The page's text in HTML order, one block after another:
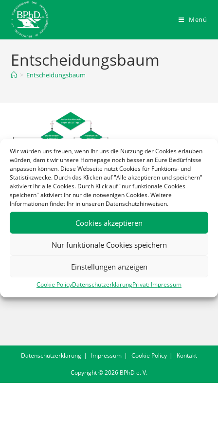
Wir würden uns freuen, wenn Ihr uns die Nutzung der Cookies erlauben
würden, damit wir unsere Homepage noch besser an Eure Bedürfnisse
anpassen können. Diese Webseite nutzt Cookies für Funktions- und
Statistikzwecke. Durch das Klicken auf "Alle akzeptieren und speichern"
aktiviert Ihr alle Cookies. Durch Klick auf "nur funktionale Cookies
speichern" aktiviert Ihr nur die notwenigen Cookies. Weitere
Informationen findet Ihr in unseren Datenschutzhinweisen.
Cookies akzeptieren
Nur funktionale Cookies speichern
Einstellungen anzeigen
Cookie PolicyDatenschutzerklärungPrivat: Impressum
Menü
Entscheidungsbaum
> Entscheidungsbaum
Datenschutzerklärung Impressum Cookie Policy Kontakt
Copyright © 2026 BPhD e. V.